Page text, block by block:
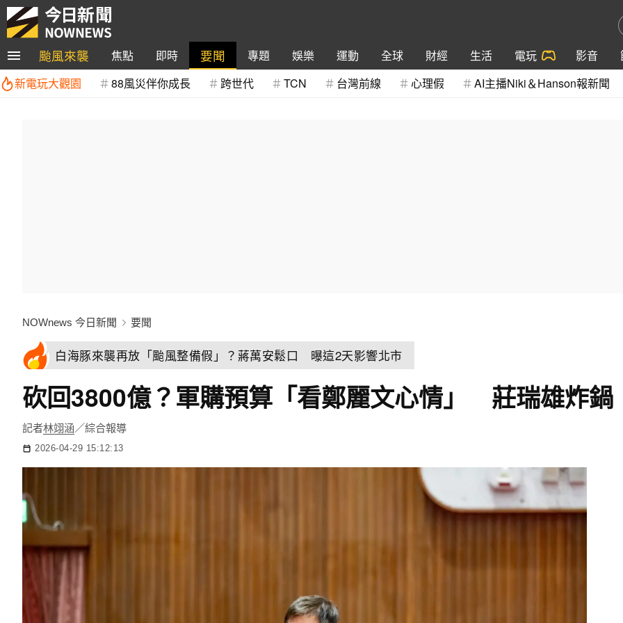
颱風來襲 焦點 即時 要聞 專題 娛樂 運動 全球 財經 生活 電玩 影音
新電玩大觀園
88風災伴你成長 跨世代 TCN 台灣前線 心理假 AI主播Niki＆Hanson報新聞
NOWnews 今日新聞 要聞
白海豚來襲再放「颱風整備假」？蔣萬安鬆口 曝這2天影響北市
砍回3800億？軍購預算「看鄭麗文心情」 莊瑞雄炸鍋
記者林翊涵／綜合報導
2026-04-29 15:12:13